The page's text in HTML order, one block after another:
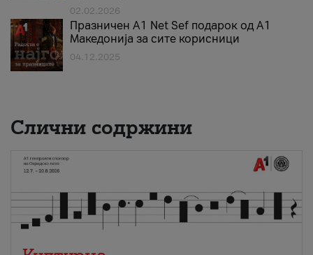
02.02.2026
Празничен A1 Net Sеf подарок од А1
Македонија за сите корисници
04.12.2025
Слични содржини